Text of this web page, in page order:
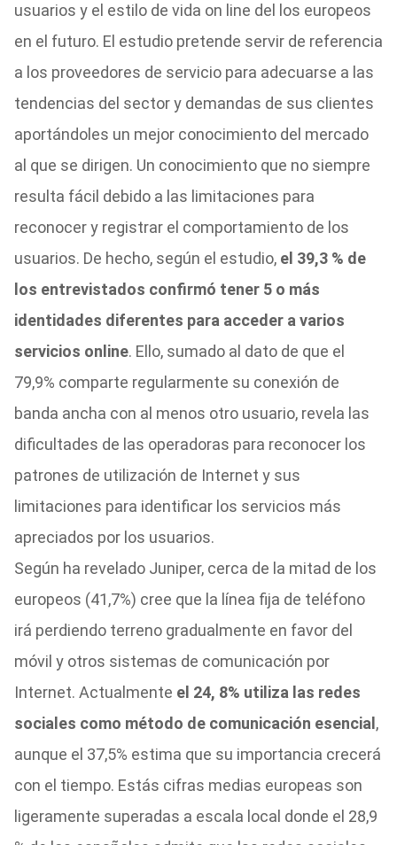
usuarios y el estilo de vida on line del los europeos
en el futuro. El estudio pretende servir de referencia
a los proveedores de servicio para adecuarse a las
tendencias del sector y demandas de sus clientes
aportándoles un mejor conocimiento del mercado
al que se dirigen. Un conocimiento que no siempre
resulta fácil debido a las limitaciones para
reconocer y registrar el comportamiento de los
usuarios. De hecho, según el estudio, el 39,3 % de
los entrevistados confirmó tener 5 o más
identidades diferentes para acceder a varios
servicios online. Ello, sumado al dato de que el
79,9% comparte regularmente su conexión de
banda ancha con al menos otro usuario, revela las
dificultades de las operadoras para reconocer los
patrones de utilización de Internet y sus
limitaciones para identificar los servicios más
apreciados por los usuarios.
Según ha revelado Juniper, cerca de la mitad de los
europeos (41,7%) cree que la línea fija de teléfono
irá perdiendo terreno gradualmente en favor del
móvil y otros sistemas de comunicación por
Internet. Actualmente el 24, 8% utiliza las redes
sociales como método de comunicación esencial ,
aunque el 37,5% estima que su importancia crecerá
con el tiempo. Estás cifras medias europeas son
ligeramente superadas a escala local donde el 28,9